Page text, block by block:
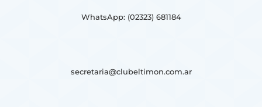
WhatsApp: (02323) 681184
secretaria@clubeltimon.com.ar